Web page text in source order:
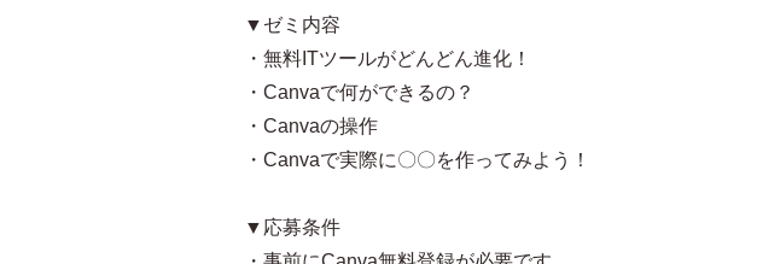
▼ゼミ内容
・無料ITツールがどんどん進化！
・Canvaで何ができるの？
・Canvaの操作
・Canvaで実際に〇〇を作ってみよう！
▼応募条件